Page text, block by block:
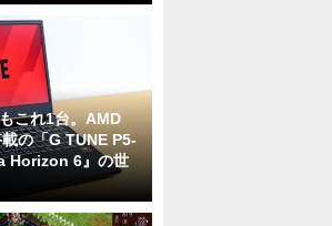
これ1台。AMD
の「G TUNE P5-
Horizon 6』の世